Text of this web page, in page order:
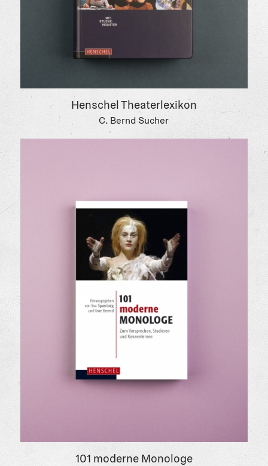
Literaturempfehlungen und praktische
Hilfestellungen
langjährige Coachin für angehende
TIPPS VON DER ERFAHRENEN COACHIN
MIEKE SCHYMURA
Mieke Schymuras Buch zeichnet sich durch
Bedürfnissen der angehenden
Schauspieler:innen. Sie liefert konkrete
Anleitungen und intensive Hilfestellungen auf
dem herausfordernden Weg zum
Ausbildungsplatz und Traumberuf.
EIN GANZES SCHAUSPIELLEBEN LANG:
VORSPRECHEN UND CASTINGS
Angespannte Situationen bei Vorsprechen und
essentieller Teil des Schauspielberufs. Das
Buch hilft früh, das Vorsprechen als einen
Der Ratgeber ist eine anregende Lektüre und
absolutes Muss für junge Schauspieler:innen!
Henschel Theaterlexikon
C. Bernd Sucher
101 moderne Monologe